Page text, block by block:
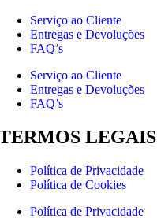
Serviço ao Cliente
Entregas e Devoluções
FAQ’s
Serviço ao Cliente
Entregas e Devoluções
FAQ’s
LEGAIS
Política de Privacidade
Política de Cookies
Política de Privacidade